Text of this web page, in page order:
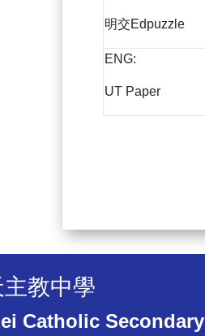
明交Edpuzzle
ENG:
UT Paper
教中學
Catholic Secondary